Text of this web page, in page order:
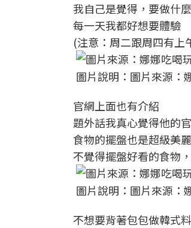
我自己是覺得，要做什
每一天我都好想要體驗
(注意：周二跟周四有
圖片說明：圖片來源：
官網上面也有介紹
題外話我真心覺得他的
食物的擺盤也是超級美
不覺得擺盤好看的食物
圖片說明：圖片來源：
不想要背著包包做韓式